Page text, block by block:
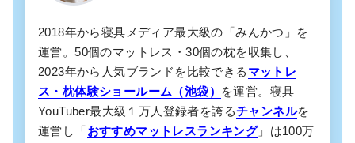
2018年から寝具メディア最大級の「みんかつ」を
運営。50個のマットレス・30個の枕を収集し、
2023年から人気ブランドを比較できる マットレ
ス・枕体験ショールーム（池袋）
を運営。寝具
YouTuber最大級１万人登録者を誇るチャンネルを
運営し「おすすめマットレスランキング」は100万